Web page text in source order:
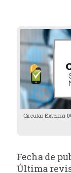
Circular Externa
Fecha de
Última